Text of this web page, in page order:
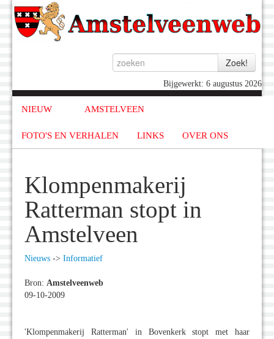
Bijgewerkt: 6 augustus 2026
NIEUW AMSTELVEEN
FOTO'S EN VERHALEN LINKS OVER ONS
Klompenmakerij
Ratterman stopt in
Amstelveen
Nieuws -> Informatief
Bron: Amstelveenweb
09-10-2009
'Klompenmakerij Ratterman' in Bovenkerk stopt met haar